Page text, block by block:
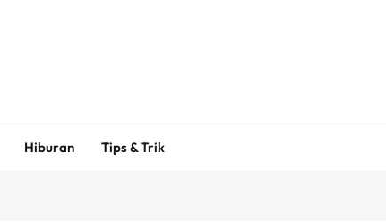
Hiburan Tips & Trik